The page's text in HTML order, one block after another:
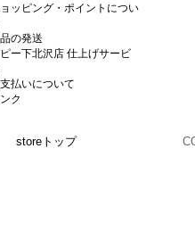
ッピング・ポイントについ
の発送
ー下北沢店 仕上げサービ
払いについて
ク
storeトップ